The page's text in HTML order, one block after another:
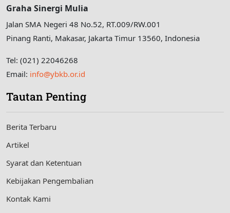
Graha Sinergi Mulia
Jalan SMA Negeri 48 No.52, RT.009/RW.001
Pinang Ranti, Makasar, Jakarta Timur 13560, Indonesia
Tel: (021) 22046268
Email: info@ybkb.or.id
Tautan Penting
Berita Terbaru
Artikel
Syarat dan Ketentuan
Kebijakan Pengembalian
Kontak Kami